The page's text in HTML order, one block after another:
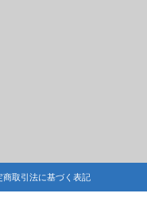
商取引法に基づく表記